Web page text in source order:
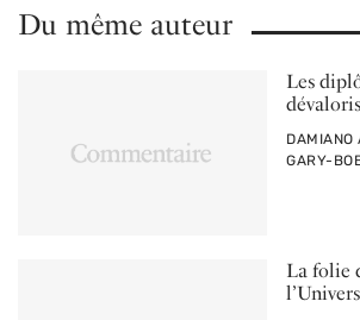
Du même auteur
Les
PAR
DAMIANO
GARY-
La folie